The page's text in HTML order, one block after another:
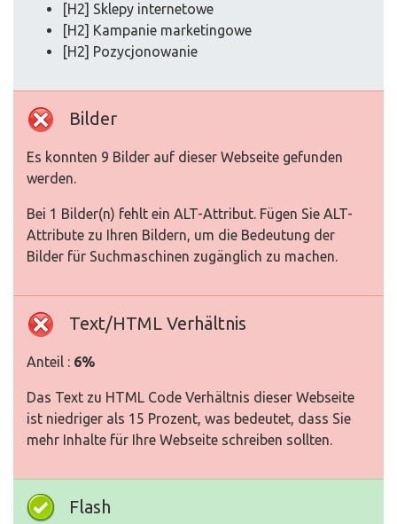
[H2] Sklepy internetowe
[H2] Kampanie marketingowe
[H2] Pozycjonowanie
Bilder
Es konnten 9 Bilder auf dieser Webseite gefunden
werden.
Bei 1 Bilder(n) fehlt ein ALT-Attribut. Fügen Sie ALT-
Attribute zu Ihren Bildern, um die Bedeutung der
Bilder für Suchmaschinen zugänglich zu machen.
Text/HTML Verhältnis
Anteil : 6%
Das Text zu HTML Code Verhältnis dieser Webseite
ist niedriger als 15 Prozent, was bedeutet, dass Sie
mehr Inhalte für Ihre Webseite schreiben sollten.
Flash